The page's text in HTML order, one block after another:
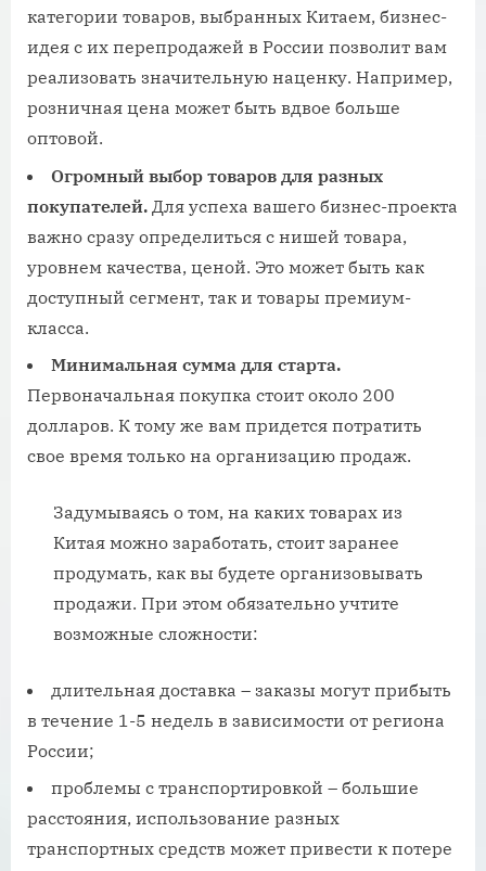
категории товаров, выбранных Китаем, бизнес-
идея с их перепродажей в России позволит вам
реализовать значительную наценку. Например,
розничная цена может быть вдвое больше
оптовой.
Огромный выбор товаров для разных
покупателей. Для успеха вашего бизнес-проекта
важно сразу определиться с нишей товара,
уровнем качества, ценой. Это может быть как
доступный сегмент, так и товары премиум-
класса.
Минимальная сумма для старта.
Первоначальная покупка стоит около 200
долларов. К тому же вам придется потратить
свое время только на организацию продаж.
Задумываясь о том, на каких товарах из
Китая можно заработать, стоит заранее
продумать, как вы будете организовывать
продажи. При этом обязательно учтите
возможные сложности:
длительная доставка – заказы могут прибыть
в течение 1-5 недель в зависимости от региона
России;
проблемы с транспортировкой – большие
расстояния, использование разных
транспортных средств может привести к потере